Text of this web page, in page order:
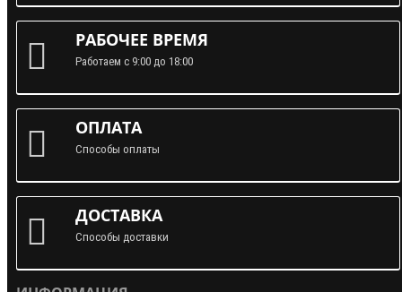
РАБОЧЕЕ ВРЕМЯ
Работаем с 9:00 до 18:00
ОПЛАТА
Способы оплаты
ДОСТАВКА
Способы доставки